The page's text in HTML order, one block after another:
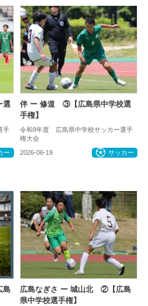
選
手
ー
伴 ー 修道 ③【広島県中学校選
手権】
令和8年度 広島県中学校サッカー選手
権大会
2026-06-19 サッカー
島
広島なぎさ ー 城山北 ②【広島
県中学校選手権】